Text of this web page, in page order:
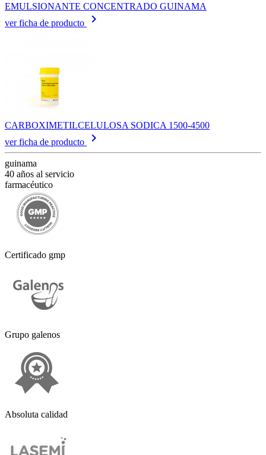
EMULSIONANTE CONCENTRADO GUINAMA
ver ficha de producto
keyboard_arrow_right
CARBOXIMETILCELULOSA SODICA 1500-4500
ver ficha de producto
keyboard_arrow_right
guinama
40 años al servicio
farmacéutico
Certificado gmp
Grupo galenos
Absoluta calidad